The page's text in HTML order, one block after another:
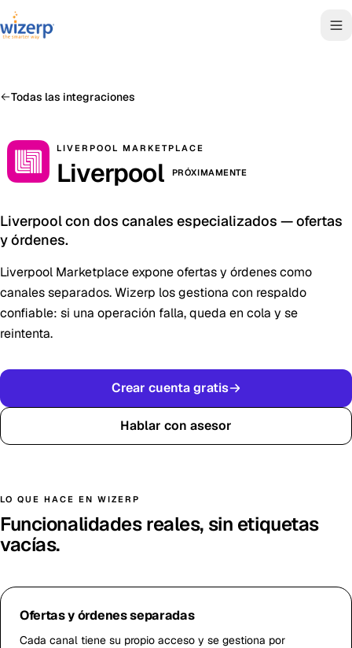
Todas las integraciones
LIVERPOOL MARKETPLACE
Liverpool PRÓXIMAMENTE
Liverpool con dos canales especializados — ofertas
y órdenes.
Liverpool Marketplace expone ofertas y órdenes como
canales separados. Wizerp los gestiona con respaldo
confiable: si una operación falla, queda en cola y se
reintenta.
Crear cuenta gratis
Hablar con asesor
LO QUE HACE EN WIZERP
Funcionalidades reales, sin etiquetas
vacías.
Ofertas y órdenes separadas
Cada canal tiene su propio acceso y se gestiona por